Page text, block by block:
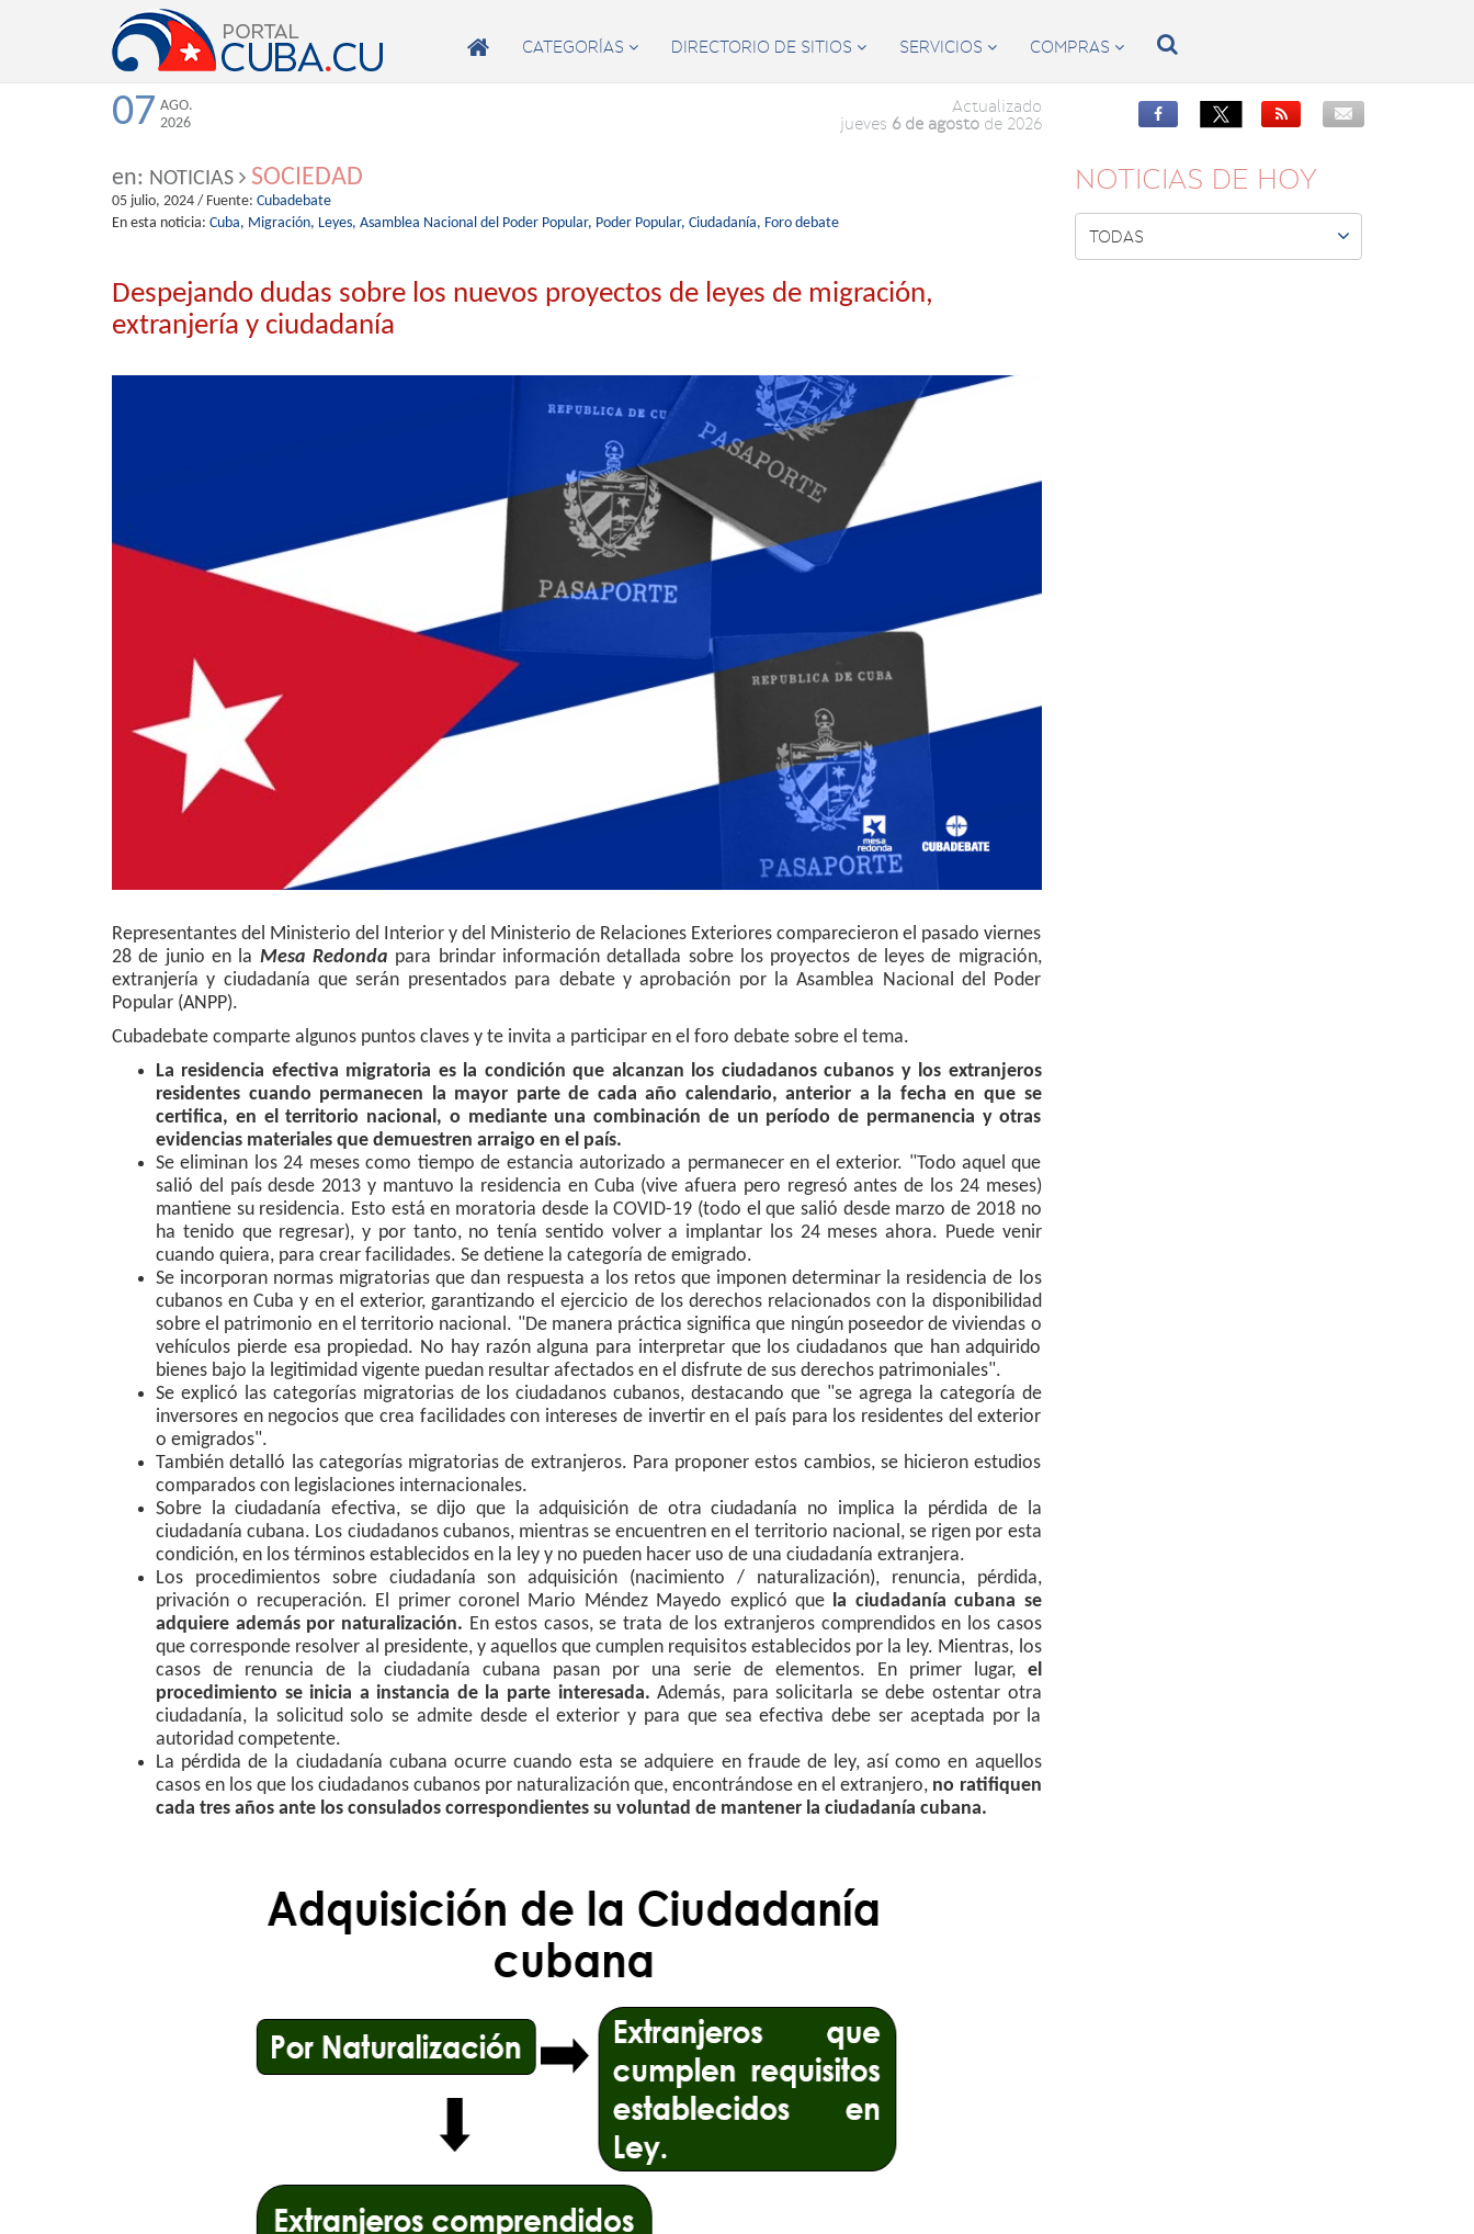
 CATEGORÍAS  DIRECTORIO DE SITIOS  SERVICIOS  COMPRAS  
07 AGO.
2026
Actualizado
jueves 6 de agostode 2026


en: NOTICIAS SOCIEDAD
05 julio, 2024 / Fuente: Cubadebate
En esta noticia: Cuba, Migración, Leyes, Asamblea Nacional del Poder Popular, Poder Popular, Ciudadanía, Foro debate
Despejando dudas sobre los nuevos proyectos de leyes de migración,
extranjería y ciudadanía
Representantes del Ministerio del Interior y del Ministerio de Relaciones Exteriores comparecieron el pasado viernes
28 de junio en la Mesa Redonda para brindar información detallada sobre los proyectos de leyes de migración,
extranjería y ciudadanía que serán presentados para debate y aprobación por la Asamblea Nacional del Poder
Popular (ANPP).
Cubadebate comparte algunos puntos claves y te invita a participar en el foro debate sobre el tema.
La residencia efectiva migratoria es la condición que alcanzan los ciudadanos cubanos y los extranjeros
residentes cuando permanecen la mayor parte de cada año calendario, anterior a la fecha en que se
certifica, en el territorio nacional, o mediante una combinación de un período de permanencia y otras
evidencias materiales que demuestren arraigo en el país.
Se eliminan los 24 meses como tiempo de estancia autorizado a permanecer en el exterior. "Todo aquel que
salió del país desde 2013 y mantuvo la residencia en Cuba (vive afuera pero regresó antes de los 24 meses)
mantiene su residencia. Esto está en moratoria desde la COVID-19 (todo el que salió desde marzo de 2018 no
ha tenido que regresar), y por tanto, no tenía sentido volver a implantar los 24 meses ahora. Puede venir
cuando quiera, para crear facilidades. Se detiene la categoría de emigrado.
Se incorporan normas migratorias que dan respuesta a los retos que imponen determinar la residencia de los
cubanos en Cuba y en el exterior, garantizando el ejercicio de los derechos relacionados con la disponibilidad
sobre el patrimonio en el territorio nacional. "De manera práctica significa que ningún poseedor de viviendas o
vehículos pierde esa propiedad. No hay razón alguna para interpretar que los ciudadanos que han adquirido
bienes bajo la legitimidad vigente puedan resultar afectados en el disfrute de sus derechos patrimoniales".
Se explicó las categorías migratorias de los ciudadanos cubanos, destacando que "se agrega la categoría de
inversores en negocios que crea facilidades con intereses de invertir en el país para los residentes del exterior
o emigrados".
También detalló las categorías migratorias de extranjeros. Para proponer estos cambios, se hicieron estudios
comparados con legislaciones internacionales.
Sobre la ciudadanía efectiva, se dijo que la adquisición de otra ciudadanía no implica la pérdida de la
ciudadanía cubana. Los ciudadanos cubanos, mientras se encuentren en el territorio nacional, se rigen por esta
condición, en los términos establecidos en la ley y no pueden hacer uso de una ciudadanía extranjera.
Los procedimientos sobre ciudadanía son adquisición (nacimiento / naturalización), renuncia, pérdida,
privación o recuperación. El primer coronel Mario Méndez Mayedo explicó que la ciudadanía cubana se
adquiere además por naturalización. En estos casos, se trata de los extranjeros comprendidos en los casos
que corresponde resolver al presidente, y aquellos que cumplen requisitos establecidos por la ley. Mientras, los
casos de renuncia de la ciudadanía cubana pasan por una serie de elementos. En primer lugar, el
procedimiento se inicia a instancia de la parte interesada.Además, para solicitarla se debe ostentar otra
ciudadanía, la solicitud solo se admite desde el exterior y para que sea efectiva debe ser aceptada por la
autoridad competente.
La pérdida de la ciudadanía cubana ocurre cuando esta se adquiere en fraude de ley, así como en aquellos
casos en los que los ciudadanos cubanos por naturalización que, encontrándose en el extranjero, no ratifiquen
cada tres años ante los consulados correspondientes su voluntad de mantener la ciudadanía cubana.
NOTICIAS DE HOY
TODAS 